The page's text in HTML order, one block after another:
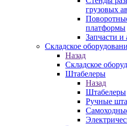
грузовых
платформы
Запчасти и
Складское
Назад
Складское
Штабелеры
Назад
Штабелеры
Ручные